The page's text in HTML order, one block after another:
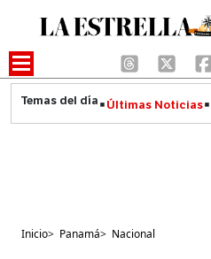
Últimas Noticias
Inicio> Panamá> Nacional